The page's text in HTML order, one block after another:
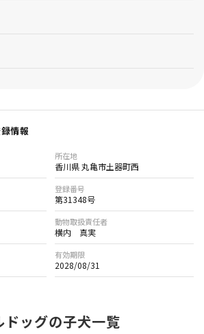
情報
所在地
香川県 丸亀市土器町西
登録番号
第31348号
動物取扱責任者
横内 真実
有効期限
2028/08/31
ドッグの子犬一覧